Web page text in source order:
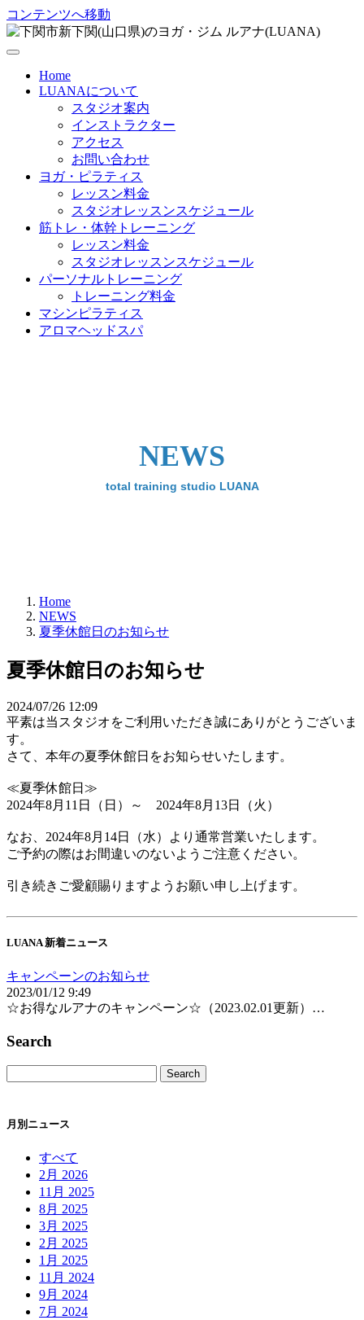
コンテンツへ移動
Home
LUANAについて
スタジオ案内
インストラクター
アクセス
お問い合わせ
ヨガ・ピラティス
レッスン料金
スタジオレッスンスケジュール
筋トレ・体幹トレーニング
レッスン料金
スタジオレッスンスケジュール
パーソナルトレーニング
トレーニング料金
マシンピラティス
アロマヘッドスパ
NEWS
total training studio LUANA
Home
NEWS
夏季休館日のお知らせ
夏季休館日のお知らせ
2024/07/26 12:09
平素は当スタジオをご利用いただき誠にありがとうございま
す。
さて、本年の夏季休館日をお知らせいたします。
≪夏季休館日≫
2024年8月11日（日）～ 2024年8月13日（火）
なお、2024年8月14日（水）より通常営業いたします。
ご予約の際はお間違いのないようご注意ください。
引き続きご愛顧賜りますようお願い申し上げます。
LUANA 新着ニュース
キャンペーンのお知らせ
2023/01/12 9:49
☆お得なルアナのキャンペーン☆（2023.02.01更新）…
Search
月別ニュース
すべて
2月 2026
11月 2025
8月 2025
3月 2025
2月 2025
1月 2025
11月 2024
9月 2024
7月 2024